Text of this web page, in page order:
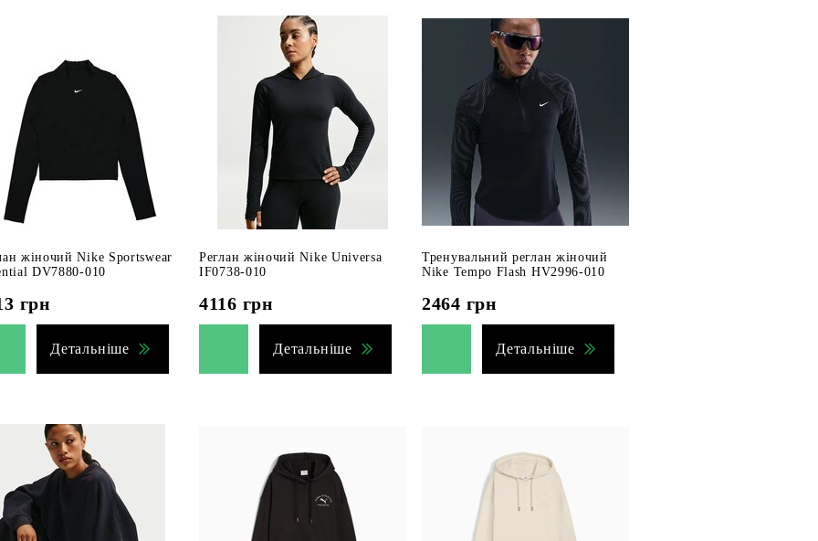
жіночий Nike Sportswear
DV7880-010
грн
Детальніше
Реглан жіночий Nike Universa
IF0738-010
4116 грн
Детальніше
Тренувальний реглан жіночий
Nike Tempo Flash HV2996-010
2464 грн
Детальніше